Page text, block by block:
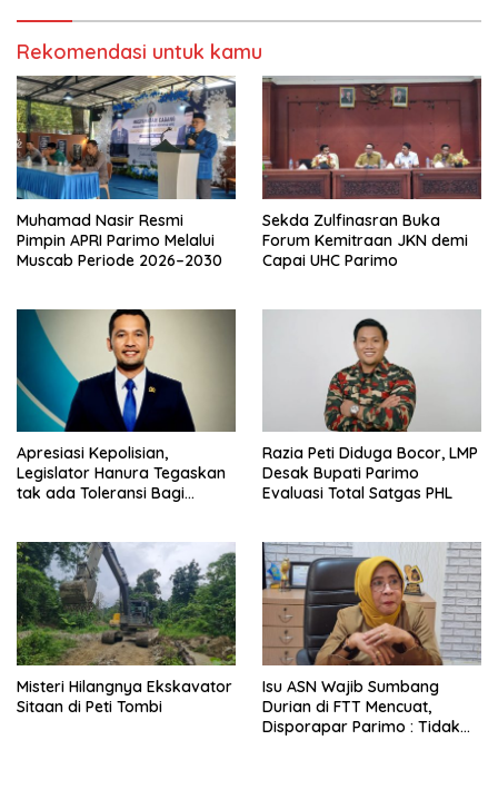
Rekomendasi untuk kamu
Muhamad Nasir Resmi
Pimpin APRI Parimo Melalui
Muscab Periode 2026–2030
Sekda Zulfinasran Buka
Forum Kemitraan JKN demi
Capai UHC Parimo
Apresiasi Kepolisian,
Legislator Hanura Tegaskan
tak ada Toleransi Bagi
Razia Peti Diduga Bocor, LMP
Desak Bupati Parimo
Evaluasi Total Satgas PHL
Misteri Hilangnya Ekskavator
Sitaan di Peti Tombi
Isu ASN Wajib Sumbang
Durian di FTT Mencuat,
Disporapar Parimo : Tidak